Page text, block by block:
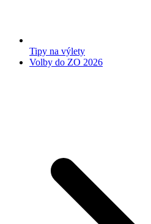
Tipy na výlety
Volby do ZO 2026